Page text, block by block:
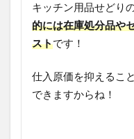
キッチン用品せどり
的には在庫処分品や
ストです！
仕入原価を抑えるこ
できますからね！